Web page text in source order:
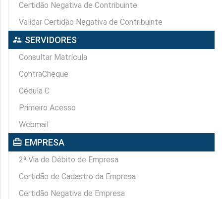
Certidão Negativa de Contribuinte
Validar Certidão Negativa de Contribuinte
supervisor_account SERVIDORES
Consultar Matrícula
ContraCheque
Cédula C
Primeiro Acesso
Webmail
card_travel EMPRESA
2ª Via de Débito de Empresa
Certidão de Cadastro da Empresa
Certidão Negativa de Empresa